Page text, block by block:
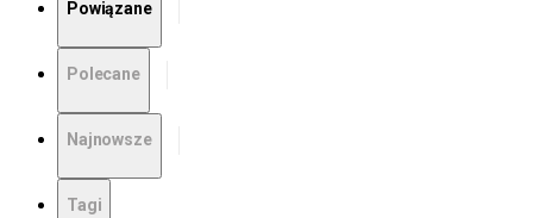
Powiązane
Polecane
Najnowsze
Tagi